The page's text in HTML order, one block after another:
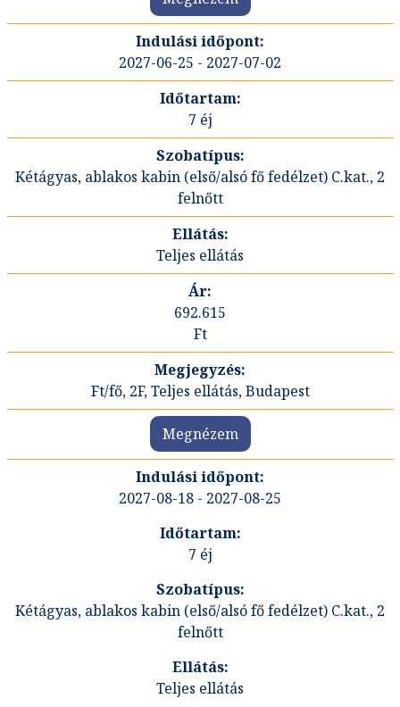
2027-06-25 - 2027-07-02
7 éj
Kétágyas, ablakos kabin (első/alsó fő fedélzet) C.kat., 2
felnőtt
Teljes ellátás
692.615
Ft
Ft/fő, 2F, Teljes ellátás, Budapest
Megnézem
2027-08-18 - 2027-08-25
7 éj
Kétágyas, ablakos kabin (első/alsó fő fedélzet) C.kat., 2
felnőtt
Teljes ellátás